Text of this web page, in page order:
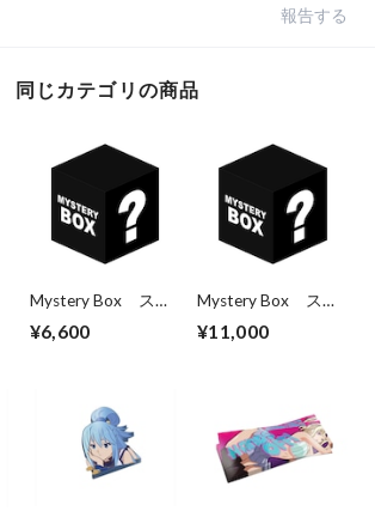
報告する
同じカテゴリの商品
Mystery Box ステ
¥6,600
Mystery Box ステ
¥11,000